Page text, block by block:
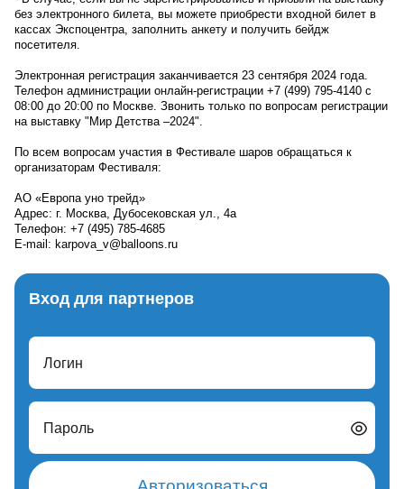
без электронного билета, вы можете приобрести входной билет в
кассах Экспоцентра, заполнить анкету и получить бейдж
посетителя.
Электронная регистрация заканчивается 23 сентября 2024 года.
Телефон администрации онлайн-регистрации +7 (499) 795-4140 с
08:00 до 20:00 по Москве. Звонить только по вопросам регистрации
на выставку "Мир Детства –2024".
По всем вопросам участия в Фестивале шаров обращаться к
организаторам Фестиваля:
АО «Европа уно трейд»
Адрес: г. Москва, Дубосековская ул., 4а
Телефон: +7 (495) 785-4685
E-mail: karpova_v@balloons.ru
Вход для партнеров
Логин
Пароль